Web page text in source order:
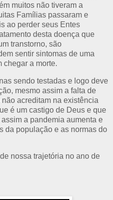
muitos não tiveram a
Famílias passaram e
ao perder seus Entes
desta doença que
transtorno, são
sentir sintomas de uma
chegar a morte.
sendo testadas e logo deve
mesmo assim a falta de
acreditam na existência
é um castigo de Deus e que
a pandemia aumenta e
da população e as normas do
nossa trajetória no ano de